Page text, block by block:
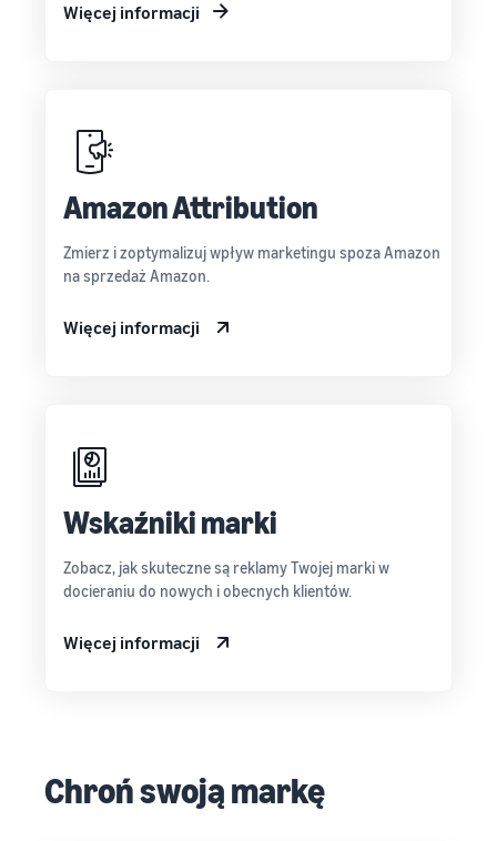
Więcej informacji
Amazon Attribution
Zmierz i zoptymalizuj wpływ marketingu spoza Amazon
na sprzedaż Amazon.
Więcej informacji
Wskaźniki marki
Zobacz, jak skuteczne są reklamy Twojej marki w
docieraniu do nowych i obecnych klientów.
Więcej informacji
Chroń swoją markę